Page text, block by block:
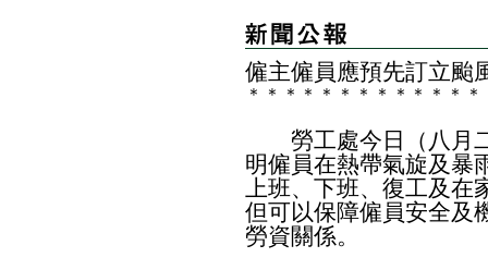
僱主僱員應預先訂立颱
＊ ＊ ＊ ＊ ＊ ＊ ＊ ＊ ＊ ＊ ＊ ＊ ＊
勞工處今日（八月二
明僱員在熱帶氣旋及暴
上班、下班、復工及
但可以保障僱員安全及
勞資關係。